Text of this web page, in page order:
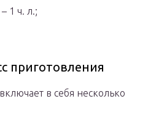
1 ч. л.;
приготовления
в себя несколько